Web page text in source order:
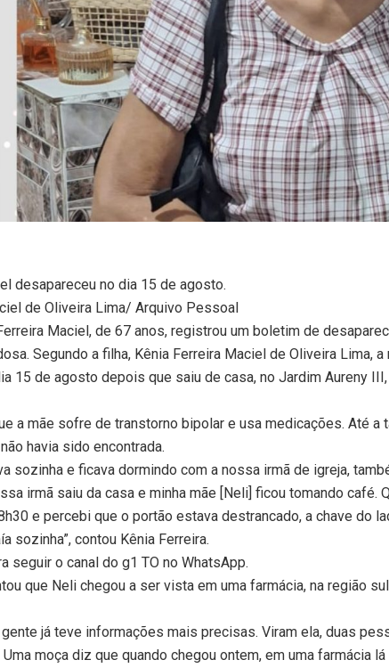
desapareceu no dia 15 de agosto.
de Oliveira Lima/ Arquivo Pessoal
Maciel, de 67 anos, registrou um boletim de
Segundo a filha, Kênia Ferreira Maciel de Oliveira Lima, a
15 de agosto depois que saiu de casa, no Jardim Aureny
a mãe sofre de transtorno bipolar e usa medicações. Até a
havia sido encontrada.
sozinha e ficava dormindo com a nossa irmã de igreja,
irmã saiu da casa e minha mãe [Neli] ficou tomando café.
e percebi que o portão estava destrancado, a chave do
sozinha”, contou Kênia Ferreira.
seguir o canal do g1 TO no WhatsApp.
que Neli chegou a ser vista em uma farmácia, na região
gente já teve informações mais precisas. Viram ela, duas
moça diz que quando chegou ontem, em uma farmácia